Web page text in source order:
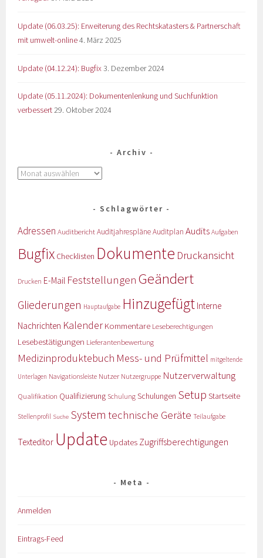
Update (06.03.25): Erweiterung des Rechtskatasters & Partnerschaft
mit umwelt-online4. März 2025
Update (04.12.24): Bugfix 3. Dezember 2024
Update (05.11.2024): Dokumentenlenkung und Suchfunktion
verbessert29. Oktober 2024
Archiv
Schlagwörter
Adressen AuditberichtAuditjahrespläneAuditplan Audits Aufgaben
Bugfix Checklisten Dokumente Druckansicht
Drucken E-Mail Feststellungen Geändert
Gliederungen Hauptaufgabe Hinzugefügt Interne
Nachrichten KalenderKommentare Leseberechtigungen
Lesebestätigungen Lieferantenbewertung
Medizinproduktebuch Mess- und Prüfmittel mitgeltende
Unterlagen Navigationsleiste Nutzer Nutzergruppe Nutzerverwaltung
Qualifikation Qualifizierung Schulung Schulungen Setup Startseite
Stellenprofil Suche System technische Geräte Teilaufgabe
Texteditor Update Updates Zugriffsberechtigungen
Meta
Anmelden
Eintrags-Feed